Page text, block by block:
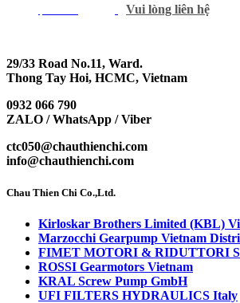
Vui lòng liên hệ
29/33 Road No.11, Ward.
Thong Tay Hoi, HCMC, Vietnam
0932 066 790
ZALO / WhatsApp / Viber
ctc050@chauthienchi.com
info@chauthienchi.com
Chau Thien Chi Co.,Ltd.
Kirloskar Brothers Limited (KBL)
Marzocchi Gearpump Vietnam
FIMET MOTORI & RIDUTTORI
ROSSI Gearmotors Vietnam
KRAL Screw Pump GmbH
UFI FILTERS HYDRAULICS Italy